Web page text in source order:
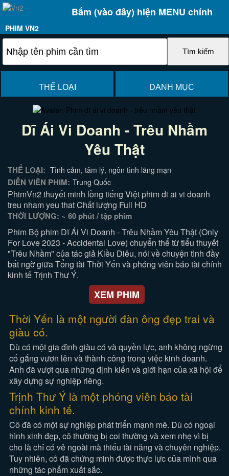
Bấm (vào đây) hiện MENU chính
PHIM VN2
THỂ LOẠI DANH MỤC
Dĩ Ái Vi Doanh - Trêu Nhầm
Yêu Thật
THỂ LOẠI: Tình cảm, tâm lý, ngôn tình lãng mạn
DIỄN VIÊN PHIM: Trung Quốc
PhimVn2 thuyết minh lồng tiếng Việt phim di ai vi doanh
treu nham yeu that Chất lượng Full HD
THỜI LƯỢNG: ~ 60 phút / tập phim
Phim Bộ phim Dĩ Ái Vi Doanh - Trêu Nhầm Yêu Thật (Only
For Love 2023 - Accidental Love) chuyển thể từ tiểu thuyết
"Trêu Nhầm" của tác giả Kiều Diêu, nói về chuyện tình đầy
bất ngờ giữa Tổng tài Thời Yến và phóng viên báo tài chính
kinh tế Trịnh Thư Ý.
XEM PHIM
Thời Yến là một người đàn ông đẹp trai và
giàu có.
Dù có một gia đình giàu có và quyền lực, anh không ngừng
cố gắng vươn lên và thành công trong việc kinh doanh.
Anh đã vượt qua những định kiến và giới hạn của xã hội để
xây dựng sự nghiệp riêng.
Trịnh Thư Ý là một phóng viên báo tài
chính kinh tế.
Cô đã có một sự nghiệp phát triển mạnh mẽ. Dù có ngoại
hình xinh đẹp, cô thường bị coi thường và xem nhẹ vì bị
cho là chỉ có vẻ ngoài mà thiếu tài năng và chuyên nghiệp.
Tuy nhiên, cô đã chứng minh được thực lực của mình qua
những tác phẩm xuất sắc.